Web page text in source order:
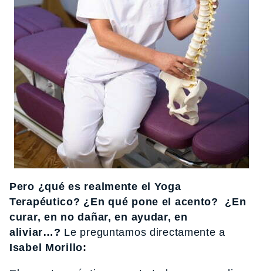
Pero ¿qué es realmente el Yoga
Terapéutico? ¿En qué pone el acento? ¿En
curar, en no dañar, en ayudar, en
aliviar…? Le preguntamos directamente a
Isabel Morillo: